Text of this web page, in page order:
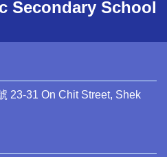
Secondary School
23-31 On Chit Street, Shek